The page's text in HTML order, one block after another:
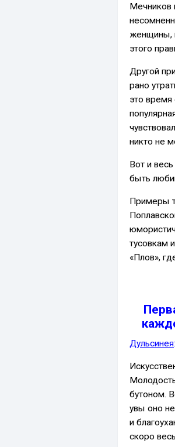
Мечников
женщины,
этого
Другой
рано
это время
никто не
Вот и
быть
Примеры
тусовкам
«Плов»,
Дульсинея:
бутоном.
увы оно
и
скоро